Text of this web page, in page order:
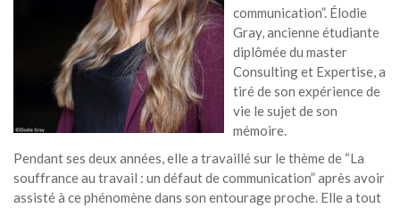
communication”. Élodie
Gray, ancienne étudiante
diplômée du master
Consulting et Expertise, a
tiré de son expérience de
vie le sujet de son
mémoire.
Pendant ses deux années, elle a travaillé sur le thème de “La
souffrance au travail : un défaut de communication” après avoir
assisté à ce phénomène dans son entourage proche. Elle a tout